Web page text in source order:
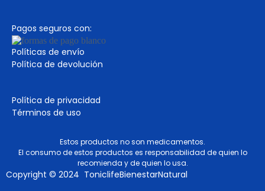
Pagos seguros con:
Políticas de envío
Política de devolución
Política de privacidad
Términos de uso
Estos productos no son medicamentos.
El consumo de estos productos es responsabilidad de quien lo
recomienda y de quien lo usa.
Copyright © 2024 ToniclifeBienestarNatural